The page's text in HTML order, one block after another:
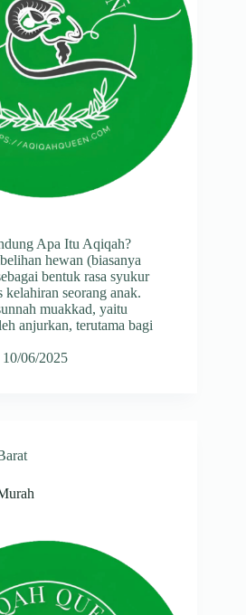
Apa Itu Aqiqah?
hewan (biasanya
bentuk rasa syukur
seorang anak.
muakkad, yaitu
anjurkan, terutama bagi
10/06/2025